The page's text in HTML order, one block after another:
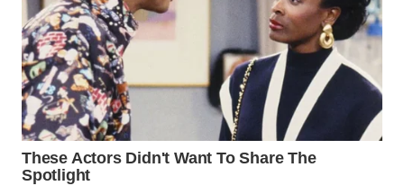
WN
KALTARA
WN
KALSEL
WN
KALTIM